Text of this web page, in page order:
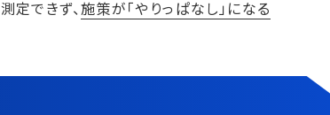
定できず、施策が「やりっぱなし」になる